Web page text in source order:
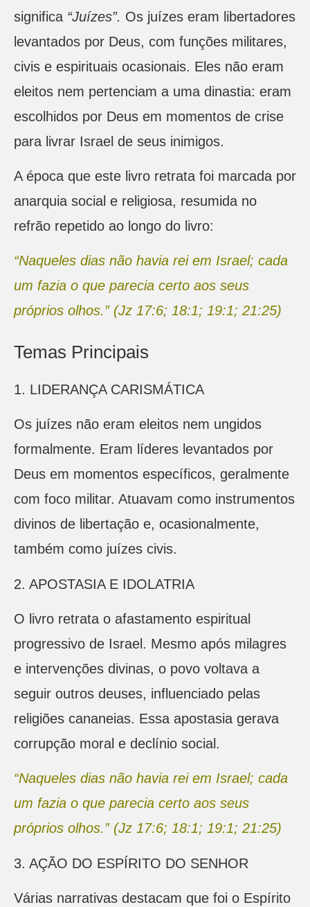
significa “Juízes”. Os juízes eram libertadores
levantados por Deus, com funções militares,
civis e espirituais ocasionais. Eles não eram
eleitos nem pertenciam a uma dinastia: eram
escolhidos por Deus em momentos de crise
para livrar Israel de seus inimigos.
A época que este livro retrata foi marcada por
anarquia social e religiosa, resumida no
refrão repetido ao longo do livro:
“Naqueles dias não havia rei em Israel; cada
um fazia o que parecia certo aos seus
próprios olhos.” (Jz 17:6; 18:1; 19:1; 21:25)
Temas Principais
1. LIDERANÇA CARISMÁTICA
Os juízes não eram eleitos nem ungidos
formalmente. Eram líderes levantados por
Deus em momentos específicos, geralmente
com foco militar. Atuavam como instrumentos
divinos de libertação e, ocasionalmente,
também como juízes civis.
2. APOSTASIA E IDOLATRIA
O livro retrata o afastamento espiritual
progressivo de Israel. Mesmo após milagres
e intervenções divinas, o povo voltava a
seguir outros deuses, influenciado pelas
religiões cananeias. Essa apostasia gerava
corrupção moral e declínio social.
“Naqueles dias não havia rei em Israel; cada
um fazia o que parecia certo aos seus
próprios olhos.” (Jz 17:6; 18:1; 19:1; 21:25)
3. AÇÃO DO ESPÍRITO DO SENHOR
Várias narrativas destacam que foi o Espírito